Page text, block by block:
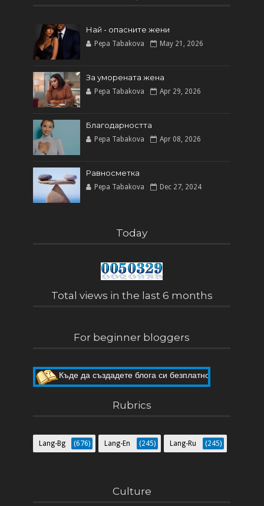
Най - опасните жени
Pepa Tabakova May 21, 2026
За уморената жена
Pepa Tabakova Apr 29, 2026
Благодарността
Pepa Tabakova Apr 08, 2026
Равносметка
Pepa Tabakova Dec 27, 2024
Today
Total views in the last 6 months
For beginner bloggers
Пет мита за Blogger
Rubrics
Lang-Bg (676) Lang-En (245) Lang-Ru (245)
Culture